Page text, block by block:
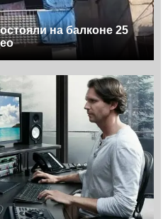
на балконе 25